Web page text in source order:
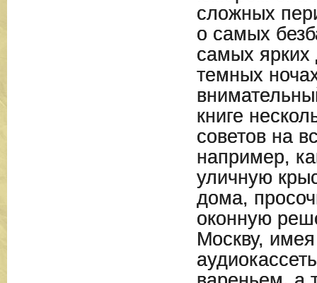
сложных
о самых
самых
темных
книге
советов на
например,
уличную
дома,
оконную
Москву,